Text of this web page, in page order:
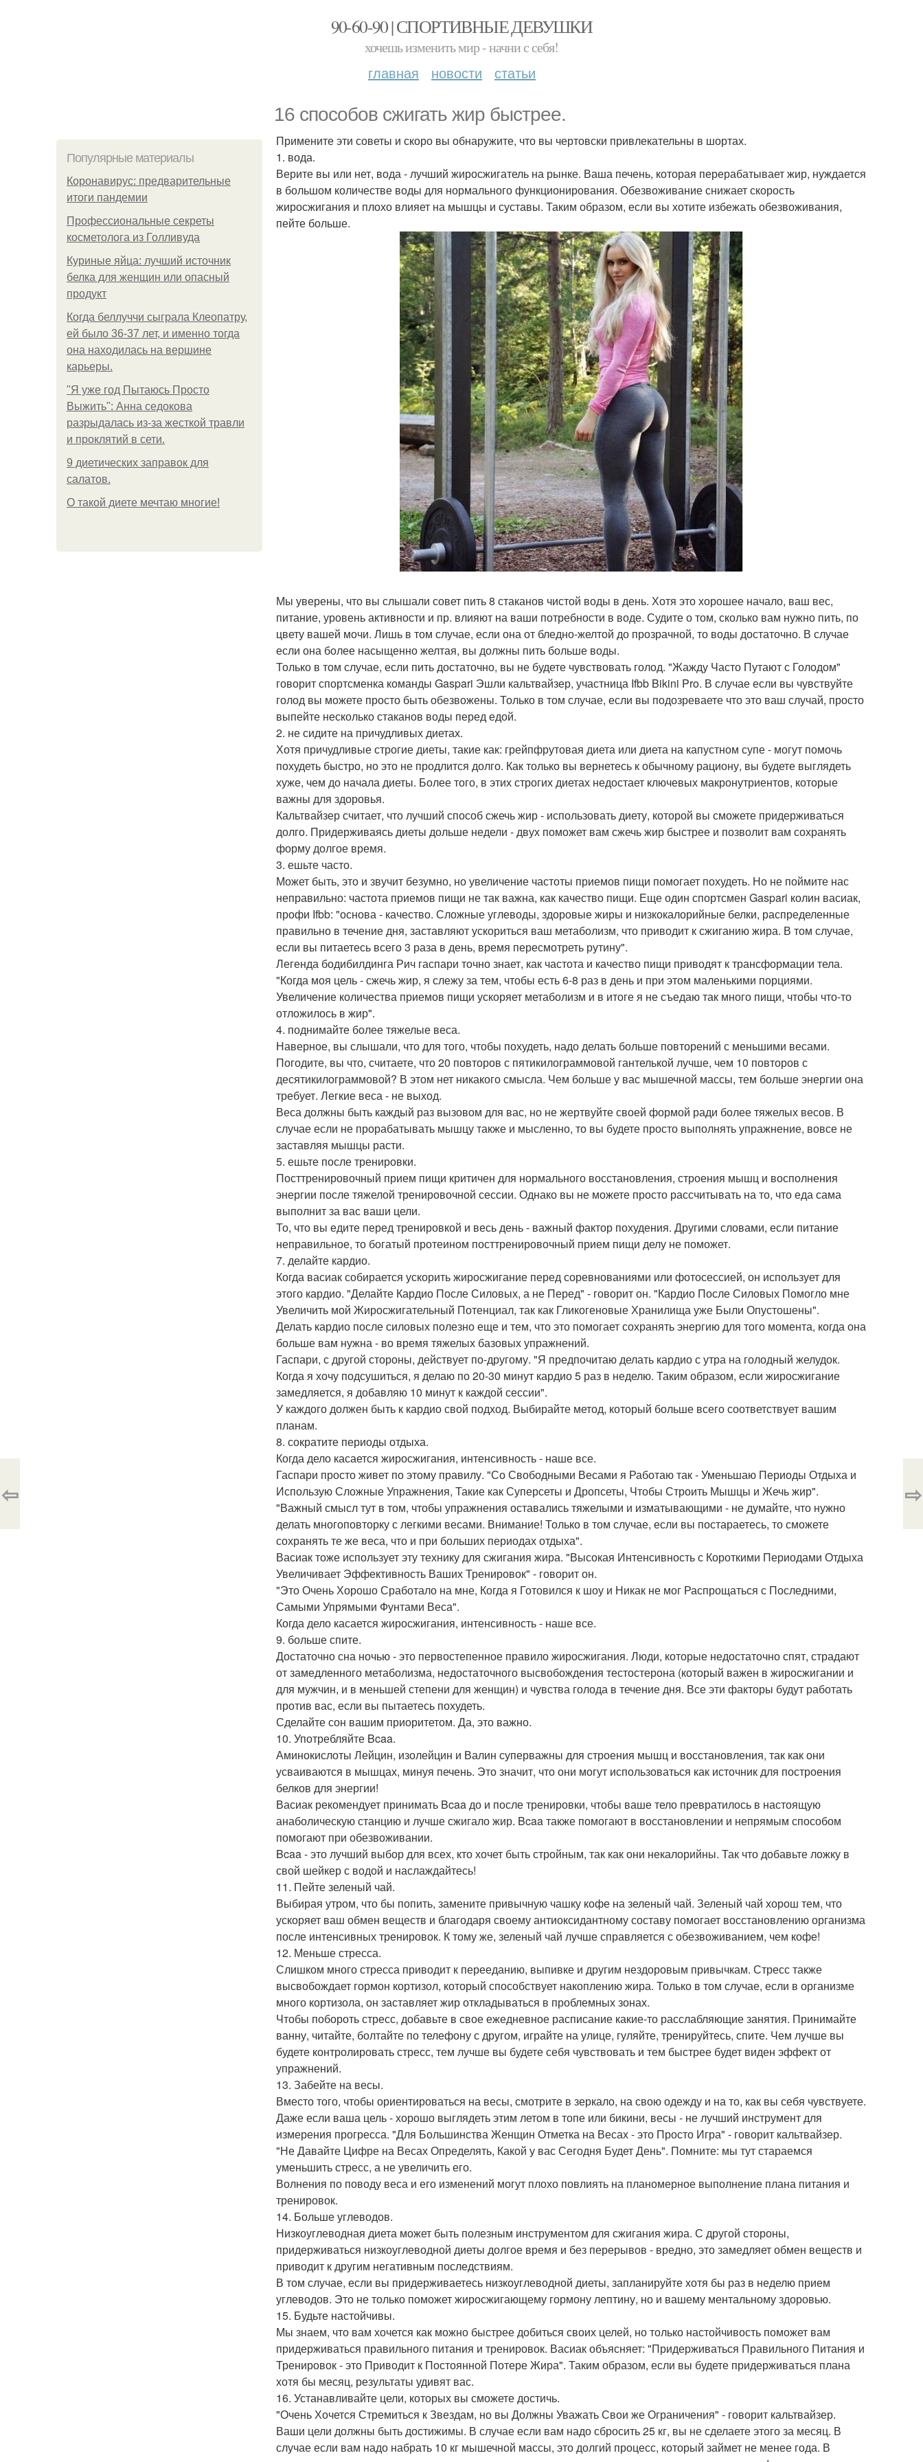
90-60-90 | СПОРТИВНЫЕ ДЕВУШКИ
хочешь изменить мир - начни с себя!
главная новости статьи
16 способов сжигать жир быстрее.
Популярные материалы
Коронавирус: предварительные
итоги пандемии
Профессиональные секреты
косметолога из Голливуда
Куриные яйца: лучший источник
белка для женщин или опасный
продукт
Когда беллуччи сыграла Клеопатру,
ей было 36-37 лет, и именно тогда
она находилась на вершине
карьеры.
"Я уже год Пытаюсь Просто
Выжить": Анна седокова
разрыдалась из-за жесткой травли
и проклятий в сети.
9 диетических заправок для
салатов.
О такой диете мечтаю многие!
Примените эти советы и скоро вы обнаружите, что вы чертовски привлекательны в шортах.
1. вода.
Верите вы или нет, вода - лучший жиросжигатель на рынке. Ваша печень, которая перерабатывает жир, нуждается
в большом количестве воды для нормального функционирования. Обезвоживание снижает скорость
жиросжигания и плохо влияет на мышцы и суставы. Таким образом, если вы хотите избежать обезвоживания,
пейте больше.
Мы уверены, что вы слышали совет пить 8 стаканов чистой воды в день. Хотя это хорошее начало, ваш вес,
питание, уровень активности и пр. влияют на ваши потребности в воде. Судите о том, сколько вам нужно пить, по
цвету вашей мочи. Лишь в том случае, если она от бледно-желтой до прозрачной, то воды достаточно. В случае
если она более насыщенно желтая, вы должны пить больше воды.
Только в том случае, если пить достаточно, вы не будете чувствовать голод. "Жажду Часто Путают с Голодом"
говорит спортсменка команды Gaspari Эшли кальтвайзер, участница Ifbb Bikini Pro. В случае если вы чувствуйте
голод вы можете просто быть обезвожены. Только в том случае, если вы подозреваете что это ваш случай, просто
выпейте несколько стаканов воды перед едой.
2. не сидите на причудливых диетах.
Хотя причудливые строгие диеты, такие как: грейпфрутовая диета или диета на капустном супе - могут помочь
похудеть быстро, но это не продлится долго. Как только вы вернетесь к обычному рациону, вы будете выглядеть
хуже, чем до начала диеты. Более того, в этих строгих диетах недостает ключевых макронутриентов, которые
важны для здоровья.
Кальтвайзер считает, что лучший способ сжечь жир - использовать диету, которой вы сможете придерживаться
долго. Придерживаясь диеты дольше недели - двух поможет вам сжечь жир быстрее и позволит вам сохранять
форму долгое время.
3. ешьте часто.
Может быть, это и звучит безумно, но увеличение частоты приемов пищи помогает похудеть. Но не поймите нас
неправильно: частота приемов пищи не так важна, как качество пищи. Еще один спортсмен Gaspari колин васиак,
профи Ifbb: "основа - качество. Сложные углеводы, здоровые жиры и низкокалорийные белки, распределенные
правильно в течение дня, заставляют ускориться ваш метаболизм, что приводит к сжиганию жира. В том случае,
если вы питаетесь всего 3 раза в день, время пересмотреть рутину".
Легенда бодибилдинга Рич гаспари точно знает, как частота и качество пищи приводят к трансформации тела.
"Когда моя цель - сжечь жир, я слежу за тем, чтобы есть 6-8 раз в день и при этом маленькими порциями.
Увеличение количества приемов пищи ускоряет метаболизм и в итоге я не съедаю так много пищи, чтобы что-то
отложилось в жир".
4. поднимайте более тяжелые веса.
Наверное, вы слышали, что для того, чтобы похудеть, надо делать больше повторений с меньшими весами.
Погодите, вы что, считаете, что 20 повторов с пятикилограммовой гантелькой лучше, чем 10 повторов с
десятикилограммовой? В этом нет никакого смысла. Чем больше у вас мышечной массы, тем больше энергии она
требует. Легкие веса - не выход.
Веса должны быть каждый раз вызовом для вас, но не жертвуйте своей формой ради более тяжелых весов. В
случае если не прорабатывать мышцу также и мысленно, то вы будете просто выполнять упражнение, вовсе не
заставляя мышцы расти.
5. ешьте после тренировки.
Посттренировочный прием пищи критичен для нормального восстановления, строения мышц и восполнения
энергии после тяжелой тренировочной сессии. Однако вы не можете просто рассчитывать на то, что еда сама
выполнит за вас ваши цели.
То, что вы едите перед тренировкой и весь день - важный фактор похудения. Другими словами, если питание
неправильное, то богатый протеином посттренировочный прием пищи делу не поможет.
7. делайте кардио.
Когда васиак собирается ускорить жиросжигание перед соревнованиями или фотосессией, он использует для
этого кардио. "Делайте Кардио После Силовых, а не Перед" - говорит он. "Кардио После Силовых Помогло мне
Увеличить мой Жиросжигательный Потенциал, так как Гликогеновые Хранилища уже Были Опустошены".
Делать кардио после силовых полезно еще и тем, что это помогает сохранять энергию для того момента, когда она
больше вам нужна - во время тяжелых базовых упражнений.
Гаспари, с другой стороны, действует по-другому. "Я предпочитаю делать кардио с утра на голодный желудок.
Когда я хочу подсушиться, я делаю по 20-30 минут кардио 5 раз в неделю. Таким образом, если жиросжигание
замедляется, я добавляю 10 минут к каждой сессии".
У каждого должен быть к кардио свой подход. Выбирайте метод, который больше всего соответствует вашим
планам.
8. сократите периоды отдыха.
Когда дело касается жиросжигания, интенсивность - наше все.
Гаспари просто живет по этому правилу. "Со Свободными Весами я Работаю так - Уменьшаю Периоды Отдыха и
Использую Сложные Упражнения, Такие как Суперсеты и Дропсеты, Чтобы Строить Мышцы и Жечь жир".
"Важный смысл тут в том, чтобы упражнения оставались тяжелыми и изматывающими - не думайте, что нужно
делать многоповторку с легкими весами. Внимание! Только в том случае, если вы постараетесь, то сможете
сохранять те же веса, что и при больших периодах отдыха".
Васиак тоже использует эту технику для сжигания жира. "Высокая Интенсивность с Короткими Периодами Отдыха
Увеличивает Эффективность Ваших Тренировок" - говорит он.
"Это Очень Хорошо Сработало на мне, Когда я Готовился к шоу и Никак не мог Распрощаться с Последними,
Самыми Упрямыми Фунтами Веса".
Когда дело касается жиросжигания, интенсивность - наше все.
9. больше спите.
Достаточно сна ночью - это первостепенное правило жиросжигания. Люди, которые недостаточно спят, страдают
от замедленного метаболизма, недостаточного высвобождения тестостерона (который важен в жиросжигании и
для мужчин, и в меньшей степени для женщин) и чувства голода в течение дня. Все эти факторы будут работать
против вас, если вы пытаетесь похудеть.
Сделайте сон вашим приоритетом. Да, это важно.
10. Употребляйте Bcaa.
Аминокислоты Лейцин, изолейцин и Валин суперважны для строения мышц и восстановления, так как они
усваиваются в мышцах, минуя печень. Это значит, что они могут использоваться как источник для построения
белков для энергии!
Васиак рекомендует принимать Bcaa до и после тренировки, чтобы ваше тело превратилось в настоящую
анаболическую станцию и лучше сжигало жир. Bcaa также помогают в восстановлении и непрямым способом
помогают при обезвоживании.
Bcaa - это лучший выбор для всех, кто хочет быть стройным, так как они некалорийны. Так что добавьте ложку в
свой шейкер с водой и наслаждайтесь!
11. Пейте зеленый чай.
Выбирая утром, что бы попить, замените привычную чашку кофе на зеленый чай. Зеленый чай хорош тем, что
ускоряет ваш обмен веществ и благодаря своему антиоксидантному составу помогает восстановлению организма
после интенсивных тренировок. К тому же, зеленый чай лучше справляется с обезвоживанием, чем кофе!
12. Меньше стресса.
Слишком много стресса приводит к перееданию, выпивке и другим нездоровым привычкам. Стресс также
высвобождает гормон кортизол, который способствует накоплению жира. Только в том случае, если в организме
много кортизола, он заставляет жир откладываться в проблемных зонах.
Чтобы побороть стресс, добавьте в свое ежедневное расписание какие-то расслабляющие занятия. Принимайте
ванну, читайте, болтайте по телефону с другом, играйте на улице, гуляйте, тренируйтесь, спите. Чем лучше вы
будете контролировать стресс, тем лучше вы будете себя чувствовать и тем быстрее будет виден эффект от
упражнений.
13. Забейте на весы.
Вместо того, чтобы ориентироваться на весы, смотрите в зеркало, на свою одежду и на то, как вы себя чувствуете.
Даже если ваша цель - хорошо выглядеть этим летом в топе или бикини, весы - не лучший инструмент для
измерения прогресса. "Для Большинства Женщин Отметка на Весах - это Просто Игра" - говорит кальтвайзер.
"Не Давайте Цифре на Весах Определять, Какой у вас Сегодня Будет День". Помните: мы тут стараемся
уменьшить стресс, а не увеличить его.
Волнения по поводу веса и его изменений могут плохо повлиять на планомерное выполнение плана питания и
тренировок.
14. Больше углеводов.
Низкоуглеводная диета может быть полезным инструментом для сжигания жира. С другой стороны,
придерживаться низкоуглеводной диеты долгое время и без перерывов - вредно, это замедляет обмен веществ и
приводит к другим негативным последствиям.
В том случае, если вы придерживаетесь низкоуглеводной диеты, запланируйте хотя бы раз в неделю прием
углеводов. Это не только поможет жиросжигающему гормону лептину, но и вашему ментальному здоровью.
15. Будьте настойчивы.
Мы знаем, что вам хочется как можно быстрее добиться своих целей, но только настойчивость поможет вам
придерживаться правильного питания и тренировок. Васиак объясняет: "Придерживаться Правильного Питания и
Тренировок - это Приводит к Постоянной Потере Жира". Таким образом, если вы будете придерживаться плана
хотя бы месяц, результаты удивят вас.
16. Устанавливайте цели, которых вы сможете достичь.
"Очень Хочется Стремиться к Звездам, но вы Должны Уважать Свои же Ограничения" - говорит кальтвайзер.
Ваши цели должны быть достижимы. В случае если вам надо сбросить 25 кг, вы не сделаете этого за месяц. В
случае если вам надо набрать 10 кг мышечной массы, это долгий процесс, который займет не менее года. В
⇦ ⇨